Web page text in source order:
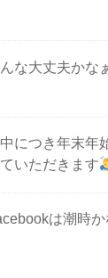
な大丈夫かな
につき年末年
いただきます
は潮時